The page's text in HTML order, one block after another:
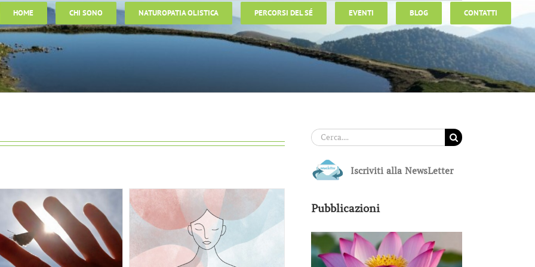
HOME CHI SONO NATUROPATIA OLISTICA PERCORSI DEL SÉ EVENTI BLOG CONTATTI
Cerca
per:
Iscriviti alla NewsLetter
Pubblicazioni